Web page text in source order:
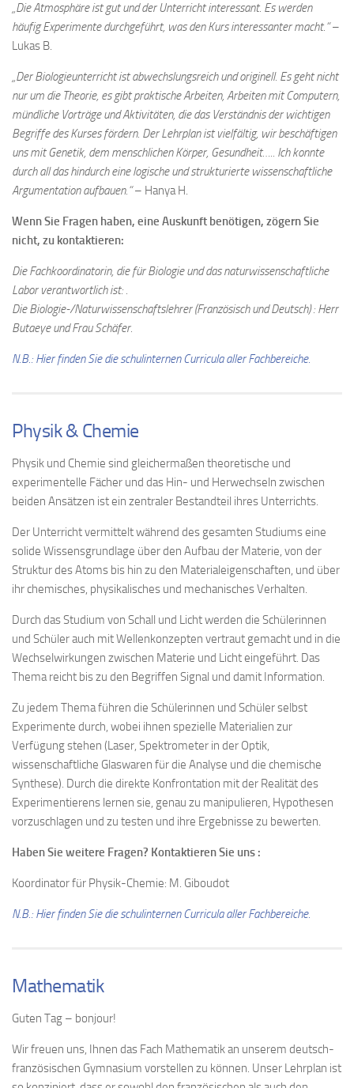
„Die Atmosphäre ist gut und der Unterricht interessant. Es werden
häufig Experimente durchgeführt, was den Kurs interessanter macht.“–
Lukas B.
„Der Biologieunterricht ist abwechslungsreich und originell. Es geht nicht
nur um die Theorie, es gibt praktische Arbeiten, Arbeiten mit Computern,
mündliche Vorträge und Aktivitäten, die das Verständnis der wichtigen
Begriffe des Kurses fördern. Der Lehrplan ist vielfältig, wir beschäftigen
uns mit Genetik, dem menschlichen Körper, Gesundheit….. Ich konnte
durch all das hindurch eine logische und strukturierte wissenschaftliche
Argumentation aufbauen.“– Hanya H.
Wenn Sie Fragen haben, eine Auskunft benötigen, zögern Sie
nicht, zu kontaktieren:
Die Fachkoordinatorin, die für Biologie und das naturwissenschaftliche
Labor verantwortlich ist: .
Die Biologie-/Naturwissenschaftslehrer (Französisch und Deutsch) : Herr
Butaeye und Frau Schäfer.
N.B.: Hier finden Sie die schulinternen Curricula aller Fachbereiche.
Physik & Chemie
Physik und Chemie sind gleichermaßen theoretische und
experimentelle Fächer und das Hin- und Herwechseln zwischen
beiden Ansätzen ist ein zentraler Bestandteil ihres Unterrichts.
Der Unterricht vermittelt während des gesamten Studiums eine
solide Wissensgrundlage über den Aufbau der Materie, von der
Struktur des Atoms bis hin zu den Materialeigenschaften, und über
ihr chemisches, physikalisches und mechanisches Verhalten.
Durch das Studium von Schall und Licht werden die Schülerinnen
und Schüler auch mit Wellenkonzepten vertraut gemacht und in die
Wechselwirkungen zwischen Materie und Licht eingeführt. Das
Thema reicht bis zu den Begriffen Signal und damit Information.
Zu jedem Thema führen die Schülerinnen und Schüler selbst
Experimente durch, wobei ihnen spezielle Materialien zur
Verfügung stehen (Laser, Spektrometer in der Optik,
wissenschaftliche Glaswaren für die Analyse und die chemische
Synthese). Durch die direkte Konfrontation mit der Realität des
Experimentierens lernen sie, genau zu manipulieren, Hypothesen
vorzuschlagen und zu testen und ihre Ergebnisse zu bewerten.
Haben Sie weitere Fragen? Kontaktieren Sie uns :
Koordinator für Physik-Chemie: M. Giboudot
N.B.: Hier finden Sie die schulinternen Curricula aller Fachbereiche.
Mathematik
Guten Tag – bonjour!
Wir freuen uns, Ihnen das Fach Mathematik an unserem deutsch-
französischen Gymnasium vorstellen zu können. Unser Lehrplan ist